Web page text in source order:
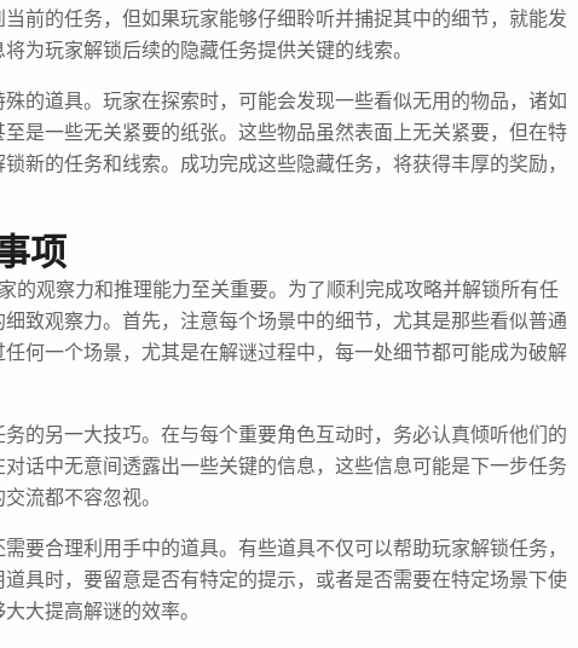
前的任务，但如果玩家能够仔细聆听并捕捉其中的细节，就能发
为玩家解锁后续的隐藏任务提供关键的线索。
的道具。玩家在探索时，可能会发现一些看似无用的物品，诸如
是一些无关紧要的纸张。这些物品虽然表面上无关紧要，但在特
新的任务和线索。成功完成这些隐藏任务，将获得丰厚的奖励，
项
的观察力和推理能力至关重要。为了顺利完成攻略并解锁所有任
致观察力。首先，注意每个场景中的细节，尤其是那些看似普通
何一个场景，尤其是在解谜过程中，每一处细节都可能成为破解
的另一大技巧。在与每个重要角色互动时，务必认真倾听他们的
话中无意间透露出一些关键的信息，这些信息可能是下一步任务
流都不容忽视。
要合理利用手中的道具。有些道具不仅可以帮助玩家解锁任务，
具时，要留意是否有特定的提示，或者是否需要在特定场景下使
大提高解谜的效率。